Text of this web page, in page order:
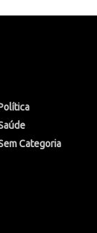
Categoria